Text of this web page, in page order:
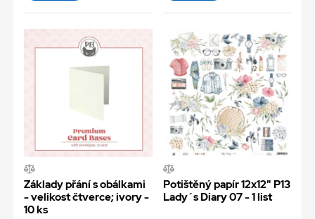
Základy přání s obálkami
- velikost čtverce; ivory -
10 ks
Potištěný papír 12x12" P13
Lady´s Diary 07 - 1 list